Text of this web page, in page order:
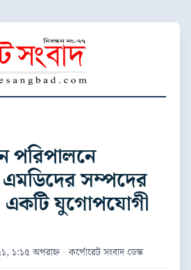
পরিপালনে
সম্পদের
একটি যুগোপযোগী
১:১৫ অপরাহ্ন · কর্পোরেট সংবাদ ডেস্ক